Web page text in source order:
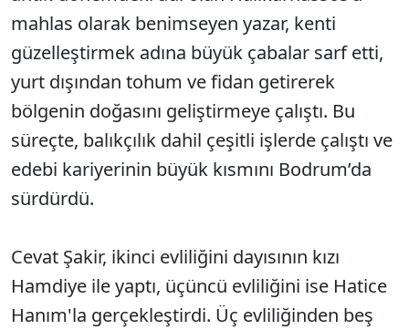
mahlas olarak benimseyen yazar, kenti
güzelleştirmek adına büyük çabalar sarf etti,
yurt dışından tohum ve fidan getirerek
bölgenin doğasını geliştirmeye çalıştı. Bu
süreçte, balıkçılık dahil çeşitli işlerde çalıştı ve
edebi kariyerinin büyük kısmını Bodrum’da
sürdürdü.
Cevat Şakir, ikinci evliliğini dayısının kızı
Hamdiye ile yaptı, üçüncü evliliğini ise Hatice
Hanım'la gerçekleştirdi. Üç evliliğinden beş